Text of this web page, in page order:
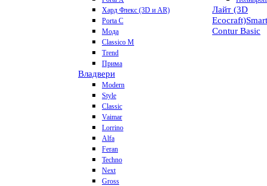
Хард Флекс (3D и AR)
Porta C
Мода
Classico M
Trend
Прима
Владвери
Modern
Style
Classic
Vaimar
Lorrino
Alfa
Feran
Techno
Next
Gross
Лайт (3D
Ecocraft)Smart
Contur Basic